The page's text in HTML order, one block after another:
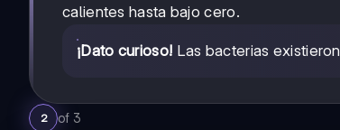
calientes hasta bajo cero.
¡Dato curioso! Las bacterias
2 of 3